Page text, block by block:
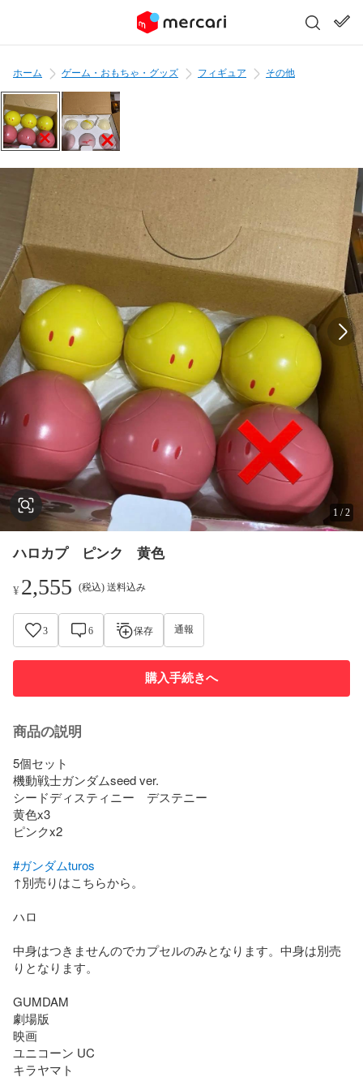
ホーム ゲーム・おもちゃ・グッズ フィギュア その他
1 /2
ハロカプ ピンク 黄色
¥2,555 (税込) 送料込み
3 6 保存 通報
購入手続きへ
商品の説明
5個セット
機動戦士ガンダムseed ver.
シードディスティニー　デステニー
黄色x3
ピンクx2
#ガンダムturos
↑別売りはこちらから。
ハロ
中身はつきませんのでカプセルのみとなります。中身は別売
りとなります。
GUMDAM
劇場版
映画
ユニコーン UC
キラヤマト